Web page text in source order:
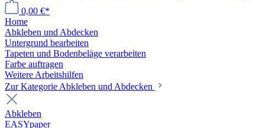
0,00 €*
Home
Abkleben und Abdecken
Untergrund bearbeiten
Tapeten und Bodenbeläge verarbeiten
Farbe auftragen
Weitere Arbeitshilfen
Zur Kategorie Abkleben und Abdecken
Abkleben
EASYpaper